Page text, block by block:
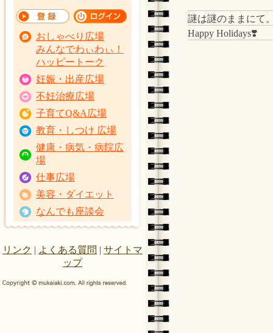
おしゃべり広場
みんなでわぃわぃ！
ハッピートーク
妊娠・出産広場
不妊治療広場
子育てQ&A広場
教育・しつけ 広場
健康・病気・病院広
場
仕事広場
美容・ダイエット
なんでも座談会
リンク | よくある質問 | サイトマ
ップ
謎は謎のままにて
Happy Holidays❣️